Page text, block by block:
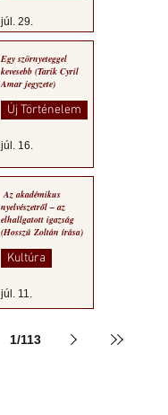
júl. 29.
Egy szörnyeteggel
kevesebb (Tarik Cyril
Amar jegyzete)
Új Történelem
júl. 16.
Az akadémikus
nyelvészetről – az
elhallgatott igazság
(Hosszú Zoltán írása)
Kultúra
júl. 11.
1/113